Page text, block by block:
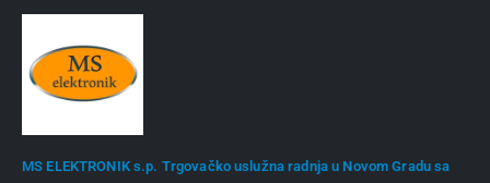
MS ELEKTRONIK s.p. Trgovačko uslužna radnja u Novom Gradu sa